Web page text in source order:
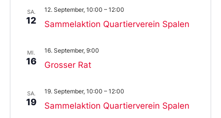
SA.
12 Sammelaktion Quartierverein Spalen
12. September, 10:00 – 12:00
MI.
16 Grosser Rat
16. September, 9:00
SA.
19 Sammelaktion Quartierverein Spalen
19. September, 10:00 – 12:00